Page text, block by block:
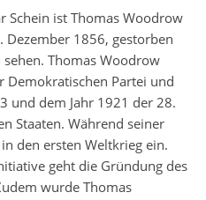
Schein ist Thomas Woodrow
Dezember 1856, gestorben
Thomas Woodrow
Demokratischen Partei und
und dem Jahr 1921 der 28.
Staaten. Während seiner
den ersten Weltkrieg ein.
geht die Gründung des
wurde Thomas